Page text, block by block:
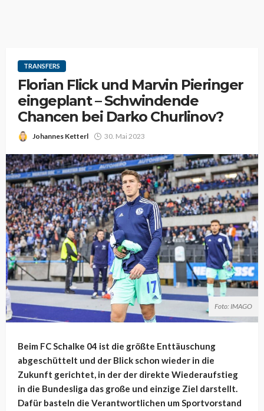
TRANSFERS
Florian Flick und Marvin Pieringer
eingeplant – Schwindende
Chancen bei Darko Churlinov?
Johannes Ketterl 30. Mai 2023
Foto: IMAGO
Beim FC Schalke 04 ist die größte Enttäuschung
abgeschüttelt und der Blick schon wieder in die
Zukunft gerichtet, in der der direkte Wiederaufstieg
in die Bundesliga das große und einzige Ziel darstellt.
Dafür basteln die Verantwortlichen um Sportvorstand